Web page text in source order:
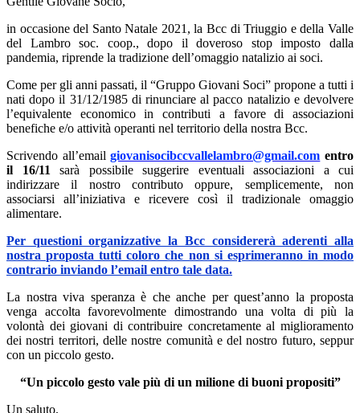
in occasione del Santo Natale 2021, la Bcc di Triuggio e della Valle
del Lambro soc. coop., dopo il doveroso stop imposto dalla
pandemia, riprende la tradizione dell’omaggio natalizio ai soci.
Come per gli anni passati, il “Gruppo Giovani Soci” propone a tutti i
nati dopo il 31/12/1985 di rinunciare al pacco natalizio e devolvere
l’equivalente economico in contributi a favore di associazioni
benefiche e/o attività operanti nel territorio della nostra Bcc.
Scrivendo all’emailgiovanisocibccvallelambro@gmail.com entro
il 16/11 sarà possibile suggerire eventuali associazioni a cui
indirizzare il nostro contributo oppure, semplicemente, non
associarsi all’iniziativa e ricevere così il tradizionale omaggio
alimentare.
Per questioni organizzative la Bcc considererà aderenti alla
nostra proposta tutti coloro che non si esprimeranno in modo
contrario inviando l’email entro tale data.
La nostra viva speranza è che anche per quest’anno la proposta
venga accolta favorevolmente dimostrando una volta di più la
volontà dei giovani di contribuire concretamente al miglioramento
dei nostri territori, delle nostre comunità e del nostro futuro, seppur
con un piccolo gesto.
“Un piccolo gesto vale più di un milione di buoni propositi”
Un saluto.